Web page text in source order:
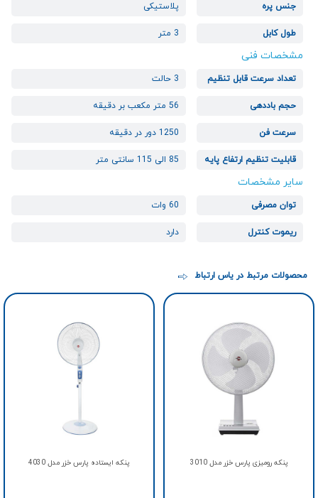
جنس پره پلاستیکی
طول کابل 3 متر
مشخصات فنی
تعداد سرعت قابل تنظیم 3 حالت
حجم باددهی 56 متر مکعب بر دقیقه
سرعت فن 1250 دور در دقیقه
قابلیت تنظیم ارتفاع پایه 85 الی 115 سانتی متر
سایر مشخصات
توان مصرفی 60 وات
ریموت کنترل دارد
محصولات مرتبط در یاس ارتباط
پنکه رومیزی پارس خزر مدل 3010 پنکه ایستاده پارس خزر مدل 4030